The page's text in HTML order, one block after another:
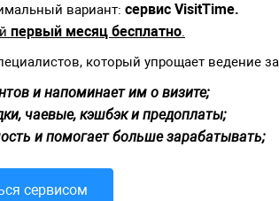
вариант: сервис VisitTime.
первый месяц бесплатно.
который упрощает ведение
и напоминает им о визите;
чаевые, кэшбэк и предоплаты;
и помогает больше зарабатывать;
сервисом